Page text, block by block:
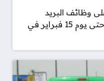
وظائف البريد
المصري لعام ولينك التقديم حتى يوم 15 فبراير في